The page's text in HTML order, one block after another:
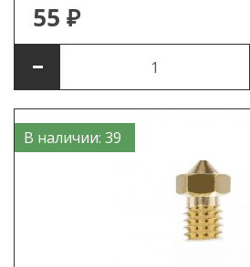
55 ₽
В наличии: 39